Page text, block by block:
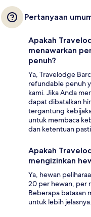
Pertanyaan
Apakah
menawarkan
penuh?
Ya, Travelodge
refundable penuh
kami. Jika Anda
dapat dibatalkan
tergantung
untuk membaca
dan ketentuan
Apakah
mengizinkan
Ya, hewan
20 per hewan, per
Beberapa batasan
untuk lebih jelasnya.